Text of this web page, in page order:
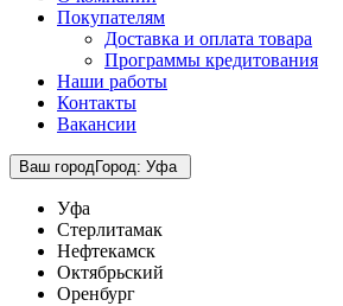
Покупателям
Доставка и оплата товара
Программы кредитования
Наши работы
Контакты
Вакансии
Ваш городГород: Уфа
Уфа
Стерлитамак
Нефтекамск
Октябрьский
Оренбург